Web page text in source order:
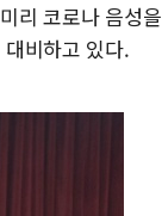
리 코로나 음성을
비하고 있다.